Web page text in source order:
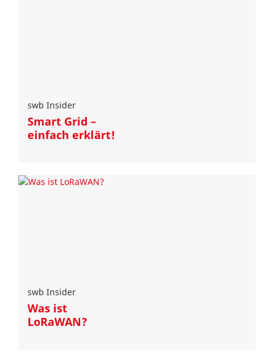
swb Insider
Smart Grid –
einfach erklärt!
swb Insider
Was ist
LoRaWAN?